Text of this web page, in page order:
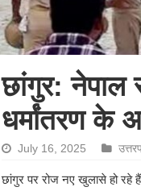
छांगुर: नेपाल
धर्मांतरण के
July 16, 2025
छांगुर पर रोज नए खुलासे हो रहे